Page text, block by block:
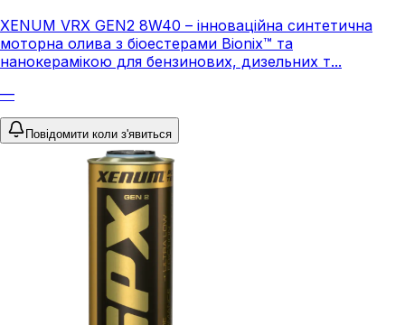
XENUM VRX GEN2 8W40 – інноваційна синтетична
моторна олива з біоестерами Bionix™ та
нанокерамікою для бензинових, дизельних т...
—
Повідомити коли з'явиться